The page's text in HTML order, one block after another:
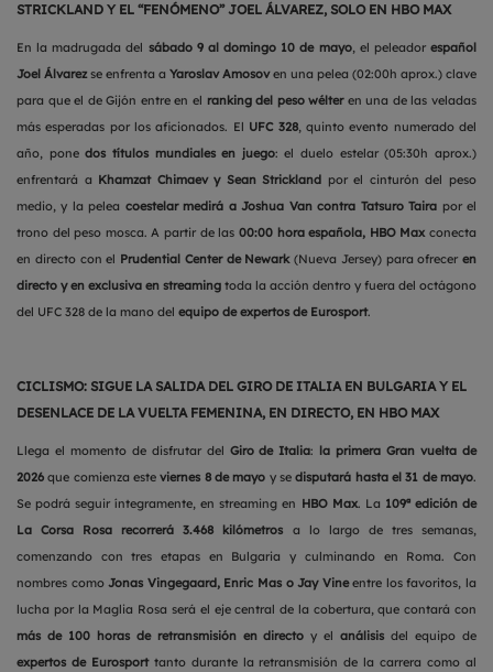
STRICKLAND Y EL “FENÓMENO” JOEL ÁLVAREZ, SOLO EN HBO MAX
En la madrugada del sábado 9 al domingo 10 de mayo, el peleadorespañol
Joel Álvarezse enfrenta a Yaroslav Amosoven una pelea (02:00h aprox.) clave
para que el de Gijón entre en el ranking del peso wélteren una de las veladas
más esperadas por los aficionados. El UFC 328, quinto evento numerado del
año, ponedos títulos mundiales en juego: el duelo estelar (05:30h aprox.)
enfrentará a Khamzat Chimaev y Sean Strickland por el cinturón del peso
medio, y la pelea coestelar medirá a Joshua Van contra Tatsuro Taira por el
trono del peso mosca. A partir de las 00:00 hora española, HBO Maxconecta
en directo con el Prudential Center de Newark(Nueva Jersey) para ofrecer en
directo y en exclusiva en streaming toda la acción dentro y fuera del octágono
del UFC 328 de la mano del equipo de expertos de Eurosport.
CICLISMO: SIGUE LA SALIDA DEL GIRO DE ITALIA EN BULGARIA Y EL
DESENLACE DE LA VUELTA FEMENINA, EN DIRECTO, EN HBO MAX
Llega el momento de disfrutar del Giro de Italia: la primera Gran vuelta de
2026 que comienza esteviernes 8 de mayo y sedisputará hasta el 31 de mayo.
Se podrá seguir íntegramente, en streaming en HBO Max. La 109ª edición de
La Corsa Rosa recorrerá 3.468 kilómetros a lo largo de tres semanas,
comenzando con tres etapas en Bulgaria y culminando en Roma. Con
nombres comoJonas Vingegaard, Enric Mas o Jay Vineentre los favoritos, la
lucha por la Maglia Rosa será el eje central de la cobertura, que contará con
más de 100 horas de retransmisión en directo y elanálisisdel equipo de
expertos de Eurosporttanto durante la retransmisión de la carrera como al